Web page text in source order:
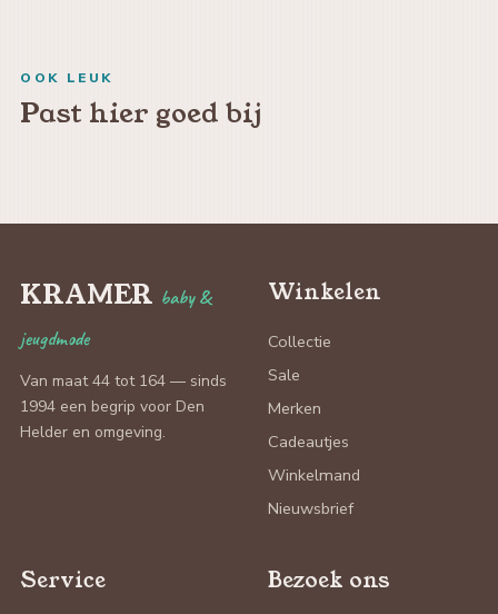
OOK LEUK
Past hier goed bij
KRAMER baby &
jeugdmode
Van maat 44 tot 164 — sinds
1994 een begrip voor Den
Helder en omgeving.
Winkelen
Collectie
Sale
Merken
Cadeautjes
Winkelmand
Nieuwsbrief
Service Bezoek ons